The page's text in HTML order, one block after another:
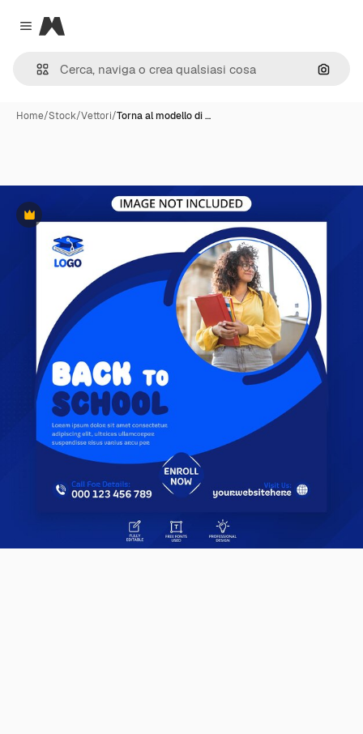
Close menu
Magnific
Cerca
Home/Stock/Vettori/Torna al modello di …
Premium